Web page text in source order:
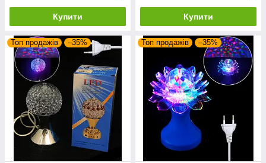
Купити Купити
Топ продажів –35% Топ продажів –35%